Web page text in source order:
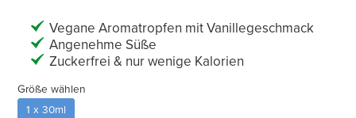
Vegane Aromatropfen mit Vanillegeschmack
Angenehme Süße
Zuckerfrei & nur wenige Kalorien
Größe wählen
1 x 30ml